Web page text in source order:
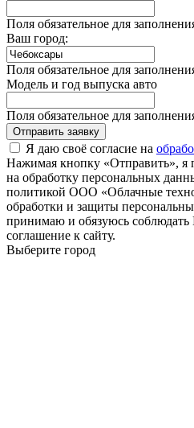
Поля обязательное для
Ваш город:
Поля обязательное для
Модель и год выпуска авто
Поля обязательное для
Отправить заявку
Я даю своё согласие на
Нажимая кнопку «Отправить», я
на обработку персональных
политикой ООО «Облачные
обработки и защиты
принимаю и обязуюсь соблюдать
соглашение к сайту.
Выберите город